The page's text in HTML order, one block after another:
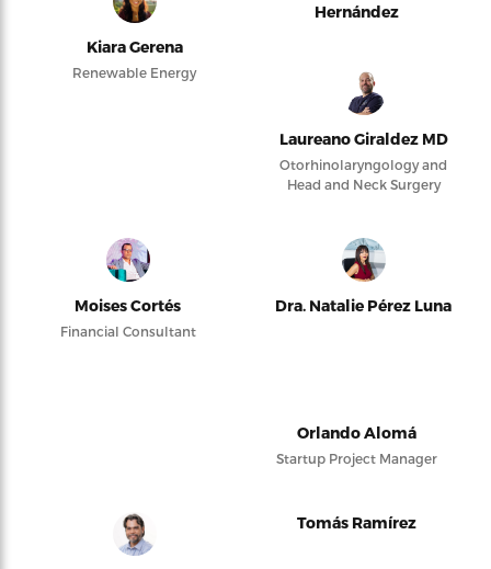
Kiara Gerena
Renewable Energy
Hernández
Laureano Giraldez MD
Otorhinolaryngology and
Head and Neck Surgery
Moises Cortés
Financial Consultant
Dra. Natalie Pérez Luna
Orlando Alomá
Startup Project Manager
Tomás Ramírez